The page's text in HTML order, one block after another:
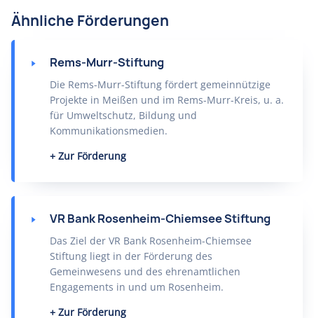
Ähnliche Förderungen
Rems-Murr-Stiftung
Die Rems-Murr-Stiftung fördert gemeinnützige
Projekte in Meißen und im Rems-Murr-Kreis, u. a.
für Umweltschutz, Bildung und
Kommunikationsmedien.
Zur Förderung
VR Bank Rosenheim-Chiemsee Stiftung
Das Ziel der VR Bank Rosenheim-Chiemsee
Stiftung liegt in der Förderung des
Gemeinwesens und des ehrenamtlichen
Engagements in und um Rosenheim.
Zur Förderung